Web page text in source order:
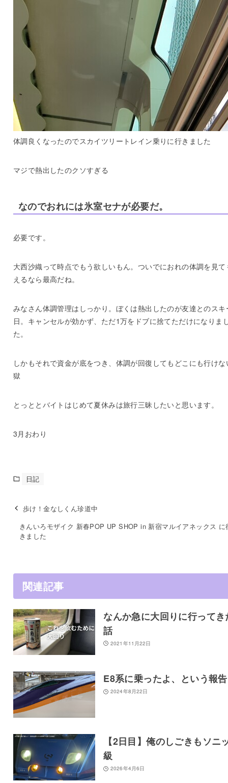
体調良くなったのでスカイツリートレイン乗りに行きました
マジで熱出したのクソすぎる
なのでおれには氷室セナが必要だ。
必要です。
大西沙織って時点でもう欲しいもん。ついでにおれの体調を見て
えるなら最高だね。
みなさん体調管理はしっかり。ぼくは熱出したのが友達とのスキ
日。キャンセルが効かず、ただ1万をドブに捨てただけになりま
た。
しかもそれで資金が底をつき、体調が回復してもどこにも行けな
獄
とっととバイトはじめて夏休みは旅行三昧したいと思います。
3月おわり
日記
歩け！金なしくん珍道中
きんいろモザイク 新春POP UP SHOP in 新宿マルイアネックス に
きました
関連記事
なんか急に大回りに行ってき
話
2021年11月22日
E8系に乗ったよ、という報告
2024年8月22日
【2日目】俺のしごきもソニ
級
2026年4月6日